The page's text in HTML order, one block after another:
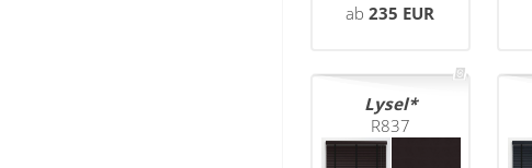
ab235 EUR
Lysel
R837